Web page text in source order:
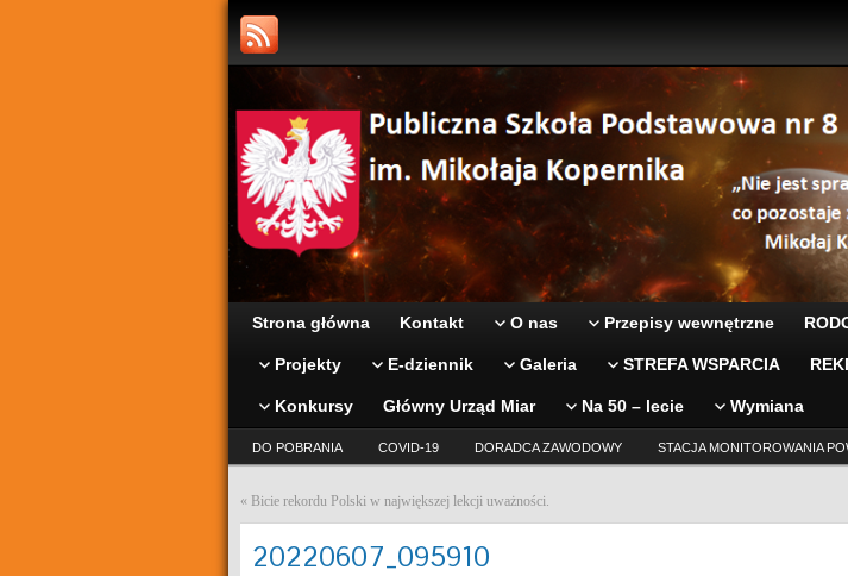
Strona główna Kontakt O nas Przepisy wewnętrzne
Projekty E-dziennik Galeria STREFA WSPARCIA
Konkursy Główny Urząd Miar Na 50 – lecie Wymiana
DO POBRANIA COVID-19 DORADCA ZAWODOWY STACJA MONITOROWANIA
« Bicie rekordu Polski w największej lekcji uważności.
20220607_095910